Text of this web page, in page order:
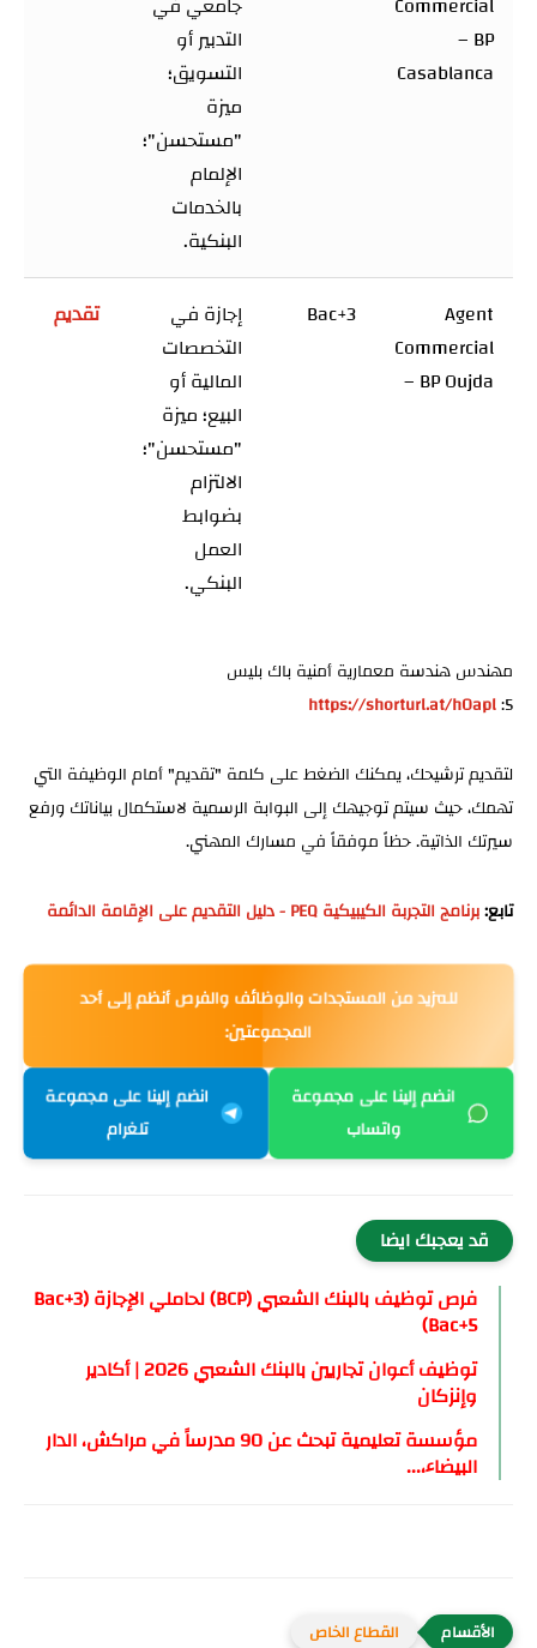
– BP
Casablanca
التدبير أو
التسويق؛
ميزة
"مستحسن"؛
الإلمام
بالخدمات
البنكية.
Agent
Commercial
– BP Oujda
Bac+3
إجازة في
التخصصات
المالية أو
البيع؛ ميزة
"مستحسن"؛
الالتزام
بضوابط
العمل
البنكي.
تقديم
مهندس هندسة معمارية أمنية باك بليس
5:
https://shorturl.at/hOapl
لتقديم ترشيحك، يمكنك الضغط على كلمة "تقديم" أمام الوظيفة التي
تهمك، حيث سيتم توجيهك إلى البوابة الرسمية لاستكمال بياناتك ورفع
سيرتك الذاتية. حظاً موفقاً في مسارك المهني.
تابع:برنامج التجربة الكيبيكية PEQ - دليل التقديم على الإقامة الدائمة
للمزيد من المستجدات والوظائف والفرص أنظم إلى أحد
المجموعتين:
انضم إلينا على مجموعة
واتساب
انضم إلينا على مجموعة
تلغرام
قد يعجبك ايضا
فرص توظيف بالبنك الشعبي (BCP) لحاملي الإجازة (Bac+3
Bac+5)
توظيف أعوان تجاريين بالبنك الشعبي 2026 | أكادير
وإنزكان
مؤسسة تعليمية تبحث عن 90 مدرساً في مراكش، الدار
البيضاء،...
القطاع الخاص